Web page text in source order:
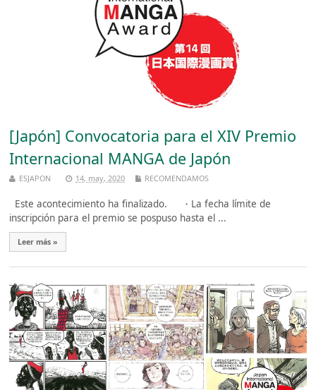
[Japón] Convocatoria para el XIV Premio
Internacional MANGA de Japón
ESJAPON 14, may, 2020 RECOMENDAMOS
Este acontecimiento ha finalizado. ・La fecha límite de
inscripción para el premio se pospuso hasta el ...
Leer más »